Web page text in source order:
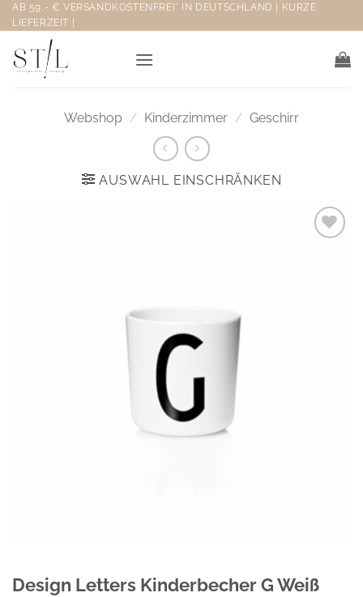
Zum
Inhalt
springen
AB 59,- € VERSANDKOSTENFREI* IN DEUTSCHLAND | KURZE
LIEFERZEIT |
Webshop / Kinderzimmer / Geschirr
AUSWAHL EINSCHRÄNKEN
Design Letters Kinderbecher G Weiß